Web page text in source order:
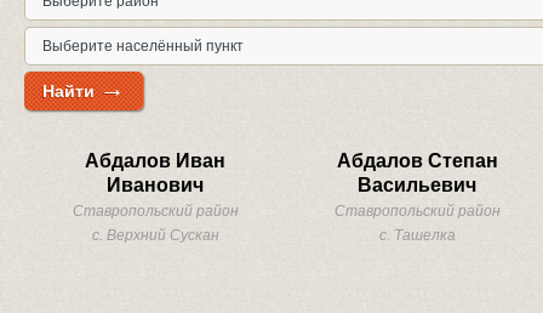
Найти→
Абдалов Иван
Иванович
Ставропольский район
с. Верхний Сускан
Абдалов Степан
Васильевич
Ставропольский район
с. Ташелка